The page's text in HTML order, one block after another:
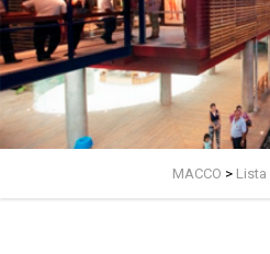
MACCO > Lista